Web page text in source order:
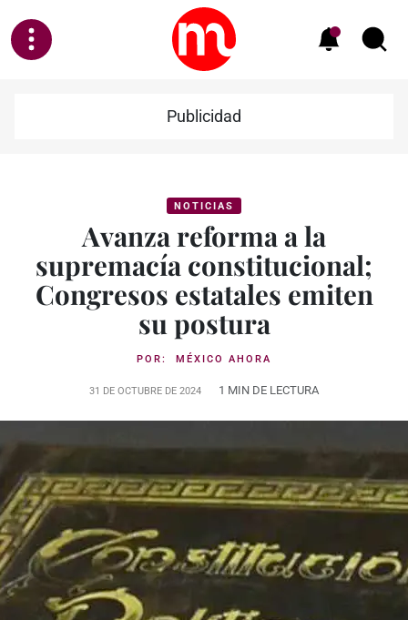
Publicidad
NOTICIAS
Avanza reforma a la
supremacía constitucional;
Congresos estatales emiten
su postura
POR: MÉXICO AHORA
31 DE OCTUBRE DE 2024 1 MIN DE LECTURA